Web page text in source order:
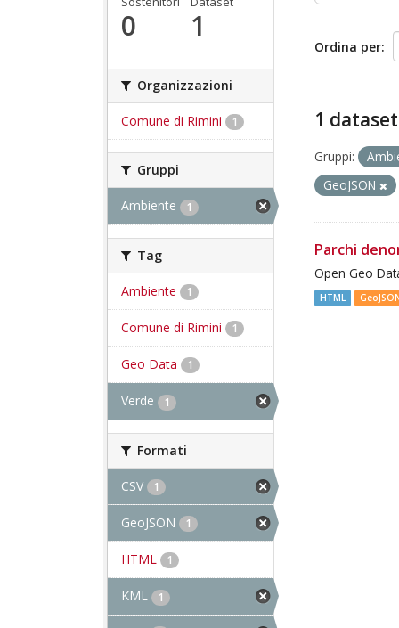
0 1
Organizzazioni
Comune di Rimini 1
Gruppi
Ambiente 1
Tag
Ambiente 1
Comune di Rimini 1
Geo Data 1
Verde 1
Formati
CSV 1
GeoJSON 1
HTML 1
KML 1
Ordina per
1
Gruppi:
GeoJSON
Parchi
Open Geo
HTML